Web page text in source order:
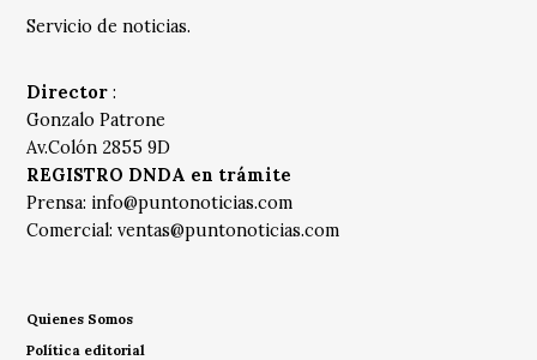
Servicio de noticias.
Director :
Gonzalo Patrone
Av.Colón 2855 9D
REGISTRO DNDA en trámite
Prensa: info@puntonoticias.com
Comercial:ventas@puntonoticias.com
Quienes Somos
Política editorial